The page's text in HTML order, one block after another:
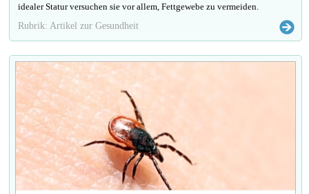
idealer Statur versuchen sie vor allem, Fettgewebe zu vermeiden.
Rubrik: Artikel zur Gesundheit